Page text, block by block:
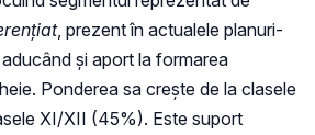
, prezent în actualele planuri-
și aport la formarea
Ponderea sa crește de la clasele
XI/XII (45%). Este suport